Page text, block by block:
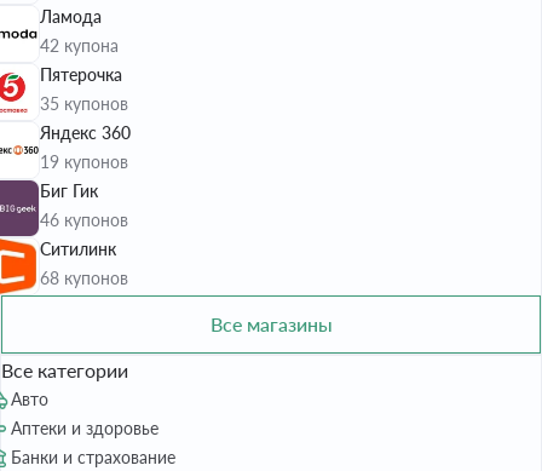
Ламода
42 купона
Пятерочка
35 купонов
Яндекс 360
19 купонов
Биг Гик
46 купонов
Ситилинк
68 купонов
Все магазины
Все категории
Авто
Аптеки и здоровье
Банки и страхование